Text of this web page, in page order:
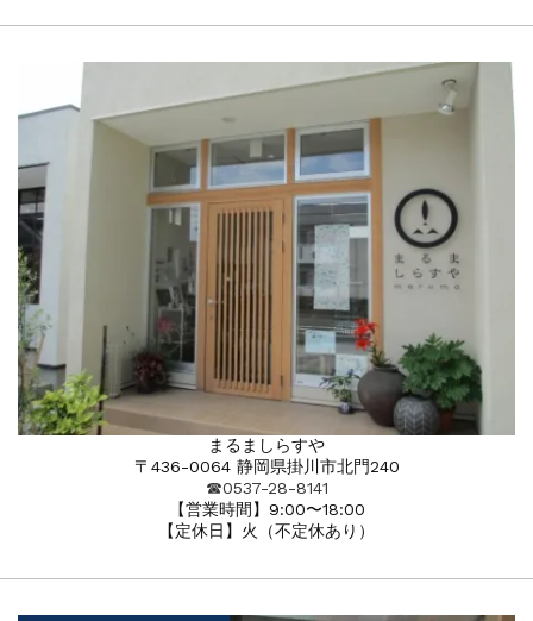
まるましらすや
〒436-0064 静岡県掛川市北門240
☎︎0537-28-8141
【営業時間】9:00〜18:00
【定休日】火（不定休あり）